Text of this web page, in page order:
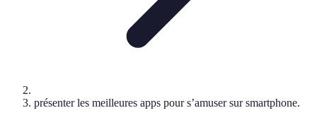
présenter les meilleures apps pour s’amuser sur smartphone.